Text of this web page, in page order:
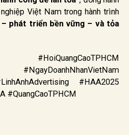
Việt Nam trong hành trình
phát triển bền vững – và tỏa
#HoiQuangCaoTPHCM
#HAA2025
#QuangCaoTPHCM